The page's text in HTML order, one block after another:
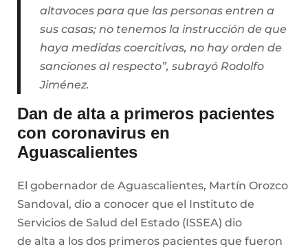
altavoces para que las personas entren a
sus casas; no tenemos la instrucción de que
haya medidas coercitivas, no hay orden de
sanciones al respecto”, subrayó Rodolfo
Jiménez.
Dan de alta a primeros pacientes
con coronavirus en
Aguascalientes
El gobernador de Aguascalientes, Martín Orozco
Sandoval, dio a conocer que el Instituto de
Servicios de Salud del Estado (ISSEA) dio
de alta a los dos primeros pacientes que fueron